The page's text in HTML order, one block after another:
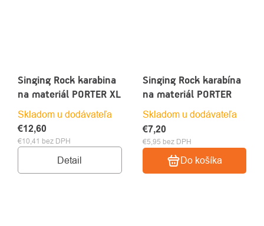
Singing Rock karabina
na materiál PORTER XL
Skladom u dodávateľa
€10,41 bez DPH
€12,60
Detail
Singing Rock karabína
na materiál PORTER
Skladom u dodávateľa
€5,95 bez DPH
€7,20
Do košíka